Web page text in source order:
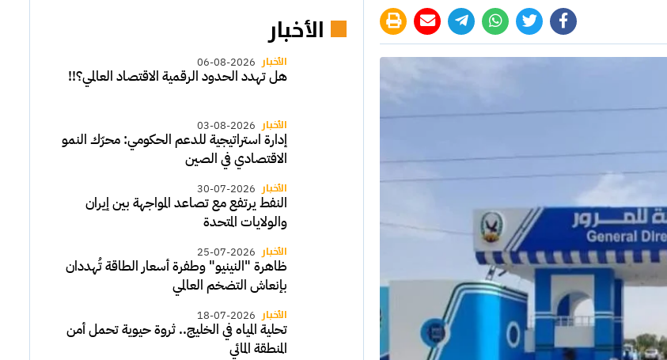
الأخبار
الأخبار 06-08-2026
هل تهدد الحدود الرقمية الاقتصاد العالمي؟!!
الأخبار 03-08-2026
إدارة استراتيجية للدعم الحكومي: محرّك النمو
الاقتصادي في الصين
الأخبار 30-07-2026
النفط يرتفع مع تصاعد المواجهة بين إيران
والولايات المتحدة
الأخبار 25-07-2026
ظاهرة "النينيو" وطفرة أسعار الطاقة تُهددان
بإنعاش التضخم العالمي
الأخبار 18-07-2026
تحلية المياه في الخليج.. ثروة حيوية تحمل أمن
المنطقة المائي